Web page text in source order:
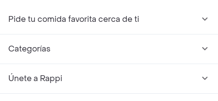
Pide tu comida favorita cerca de ti
Categorías
Únete a Rappi